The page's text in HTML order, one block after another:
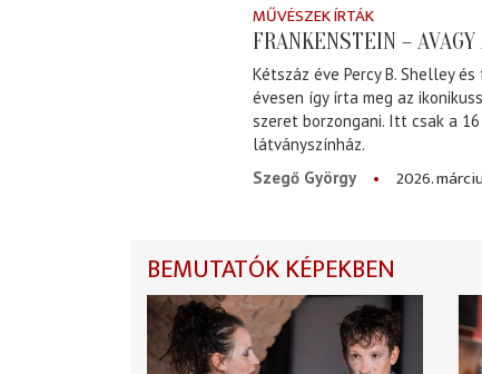
MŰVÉSZEK ÍRTÁK
FRANKENSTEIN –
Kétszáz éve Percy B. Shelley
évesen így írta meg az
szeret borzongani. Itt csak a
látványszínház.
Szegő György
2026.
BEMUTATÓK KÉPEKBEN